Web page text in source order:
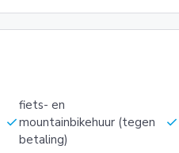
check
fiets- en
mountainbikehuur (tegen
betaling)
check